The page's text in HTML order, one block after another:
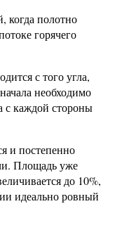
когда полотно
горячего
с того угла,
необходимо
с каждой стороны
и постепенно
Площадь уже
до 10%,
идеально ровный